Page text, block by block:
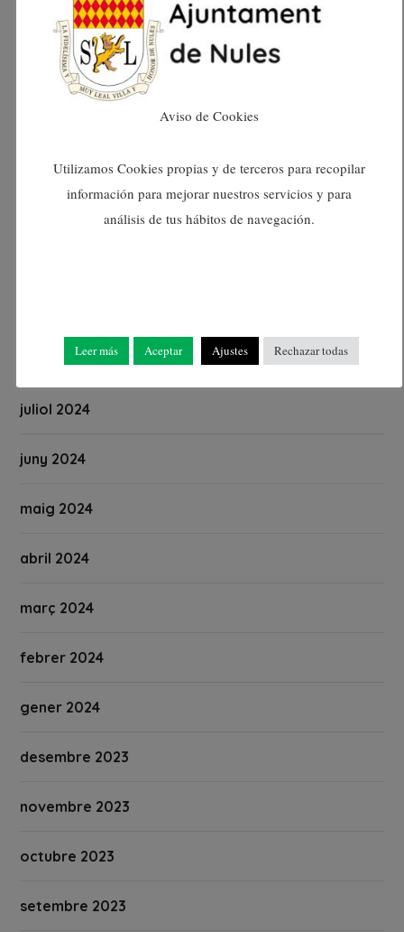
març 2025
febrer 2025
desembre 2024
novembre 2024
agost 2024
juliol 2024
juny 2024
maig 2024
abril 2024
març 2024
febrer 2024
gener 2024
desembre 2023
novembre 2023
octubre 2023
setembre 2023
Aviso de Cookies
Utilizamos Cookies propias y de terceros para recopilar
información para mejorar nuestros servicios y para
análisis de tus hábitos de navegación.
Leer más Aceptar Ajustes Rechazar todas